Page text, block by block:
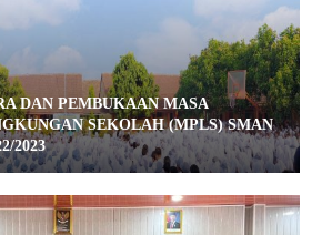
DAN PEMBUKAAN MASA
SEKOLAH (MPLS) SMAN
2023